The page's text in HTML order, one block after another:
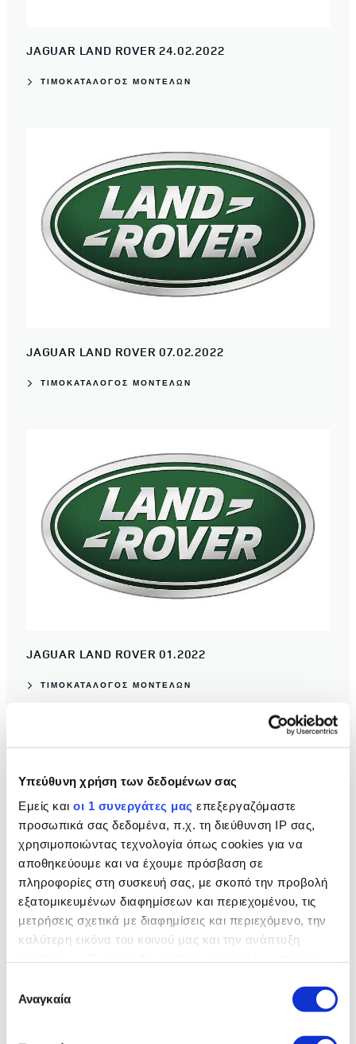
Υπεύθυνη χρήση των δεδομένων σας
Εμείς και οι 1 συνεργάτες μας επεξεργαζόμαστε
προσωπικά σας δεδομένα, π.χ. τη διεύθυνση IP σας,
χρησιμοποιώντας τεχνολογία όπως cookies για να
αποθηκεύουμε και να έχουμε πρόσβαση σε
πληροφορίες στη συσκευή σας, με σκοπό την προβολή
εξατομικευμένων διαφημίσεων και περιεχομένου, τις
μετρήσεις σχετικά με διαφημίσεις και περιεχόμενο, την
καλύτερη εικόνα του κοινού μας και την ανάπτυξη
σκοπούς.
συγκατάθεσης
Αναγκαία
JAGUAR LAND ROVER 24.02.2022
ΤΙΜΟΚΑΤΑΛΟΓΟΣ ΜΟΝΤΕΛΩΝ
JAGUAR LAND ROVER 07.02.2022
ΤΙΜΟΚΑΤΑΛΟΓΟΣ ΜΟΝΤΕΛΩΝ
JAGUAR LAND ROVER 01.2022
ΤΙΜΟΚΑΤΑΛΟΓΟΣ ΜΟΝΤΕΛΩΝ